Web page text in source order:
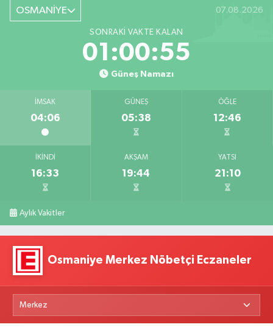
OSMANİYE 07.08.2026
SONRAKI VAKTE KALAN
01:00:55
Güneş Namazı
İMSAK
04:06
GÜNEŞ
05:38
ÖĞLE
12:46
İKINDI
16:33
AKŞAM
19:44
YATSI
21:10
Aylık Vakitler
Osmaniye Merkez Nöbetçi Eczaneler